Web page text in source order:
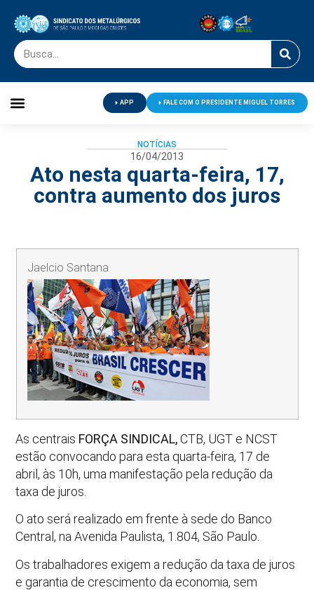
APP FALE COM O PRESIDENTE MIGUEL TORRES
NOTÍCIAS
16/04/2013
Ato nesta quarta-feira, 17,
contra aumento dos juros
Jaelcio Santana
As centrais FORÇA SINDICAL,CTB, UGT e NCST
estão convocando para esta quarta-feira, 17 de
abril, às 10h, uma manifestação pela redução da
taxa de juros.
O ato será realizado em frente à sede do Banco
Central, na Avenida Paulista, 1.804, São Paulo.
Os trabalhadores exigem a redução da taxa de juros
e garantia de crescimento da economia, sem